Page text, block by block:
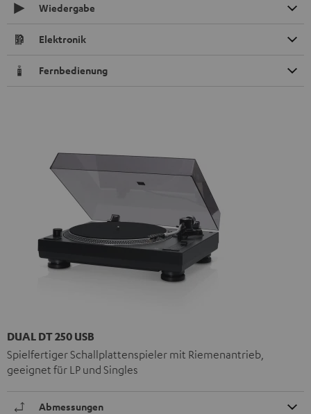
Wiedergabe
Elektronik
Fernbedienung
DUAL DT 250 USB
Spielfertiger Schallplattenspieler mit Riemenantrieb,
geeignet für LP und Singles
Abmessungen